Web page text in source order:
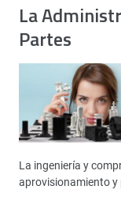
La
Partes
La ingeniería y
aprovisionamiento y